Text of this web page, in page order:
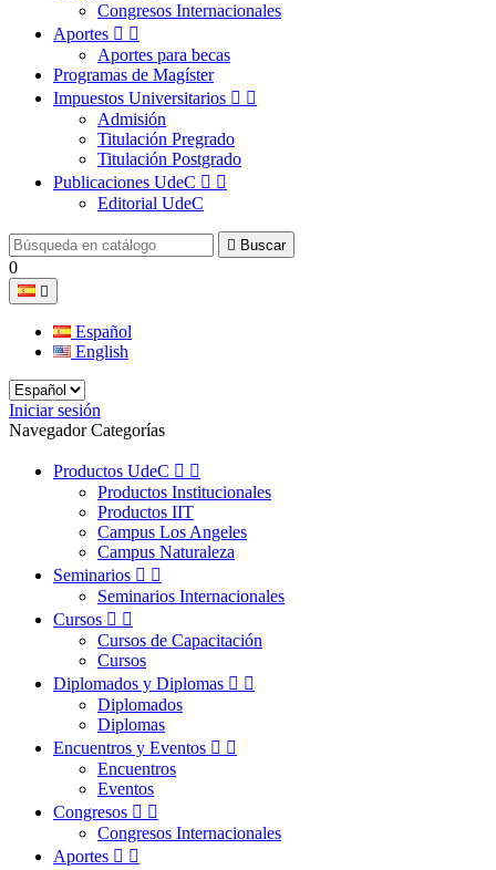
Congresos Internacionales
Aportes  
Aportes para becas
Programas de Magíster
Impuestos Universitarios  
Admisión
Titulación Pregrado
Titulación Postgrado
Publicaciones UdeC  
Editorial UdeC
 Buscar
0

Español
English
Iniciar sesión
Navegador Categorías
Productos UdeC  
Productos Institucionales
Productos IIT
Campus Los Angeles
Campus Naturaleza
Seminarios  
Seminarios Internacionales
Cursos  
Cursos de Capacitación
Cursos
Diplomados y Diplomas  
Diplomados
Diplomas
Encuentros y Eventos  
Encuentros
Eventos
Congresos  
Congresos Internacionales
Aportes  